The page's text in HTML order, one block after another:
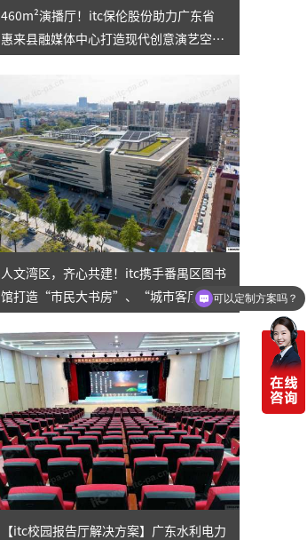
460m²演播厅！itc保伦股份助力广东省
惠来县融媒体中心打造现代创意演艺空
人文湾区，齐心共建！itc携手番禺区图书
馆打造“市民大书房”、“城市客厅”
【itc校园报告厅解决方案】广东水利电力
你们电话多少
可以定制方案吗？